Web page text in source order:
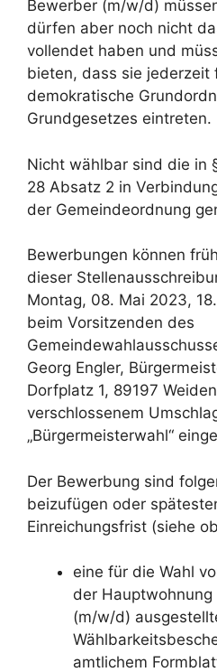
Bewerber (m/w/d)
dürfen aber noch nicht
vollendet haben und
bieten, dass sie jederzeit
demokratische
Grundgesetzes eintreten.
Nicht wählbar sind die in
28 Absatz 2 in
der Gemeindeordnung
Bewerbungen können
dieser
Montag, 08. Mai 2023,
beim Vorsitzenden des
Georg Engler,
Dorfplatz 1, 89197
verschlossenem
„Bürgermeisterwahl“
Der Bewerbung sind
beizufügen oder
Einreichungsfrist (siehe
eine für die Wahl
der
(m/w/d)
amtlichem